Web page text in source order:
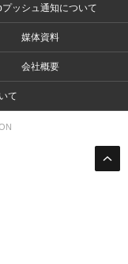
プッシュ通知について
媒体資料
会社概要
て